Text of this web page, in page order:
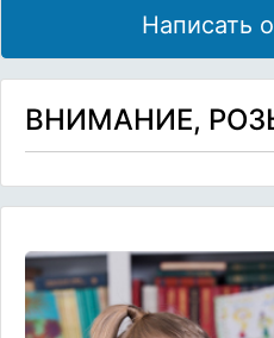
Написать
ВНИМАНИЕ,